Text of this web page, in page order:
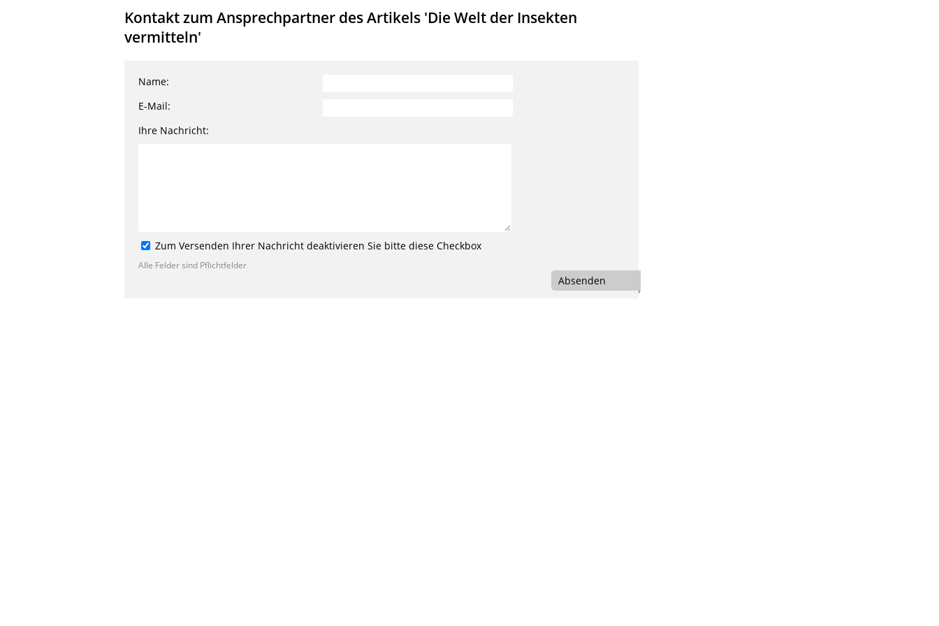
Kontakt zum Ansprechpartner des Artikels 'Die Welt der Insekten
vermitteln'
Name:
E-Mail:
Ihre Nachricht:
Zum Versenden Ihrer Nachricht deaktivieren Sie bitte diese Checkbox
Alle Felder sind Pflichtfelder
Absenden